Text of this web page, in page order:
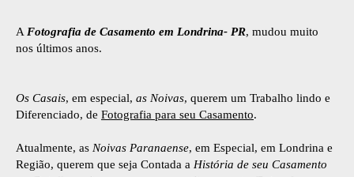
A Fotografia de Casamento em Londrina- PR, mudou muito
nos últimos anos.
Os Casais, em especial, as Noivas, querem um Trabalho lindo e
Diferenciado, de Fotografia para seu Casamento.
Atualmente, as Noivas Paranaense, em Especial, em Londrina e
Região, querem que seja Contada a História de seu Casamento